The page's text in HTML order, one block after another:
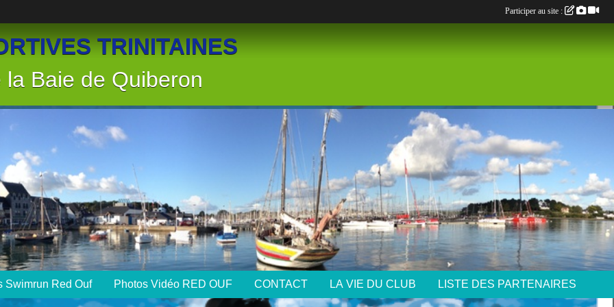
TRINITAINES
Baie de Quiberon
Swimrun Red Ouf Photos Vidéo RED OUF CONTACT LA VIE DU CLUB LISTE DES PARTENAIRES
Participer au site :